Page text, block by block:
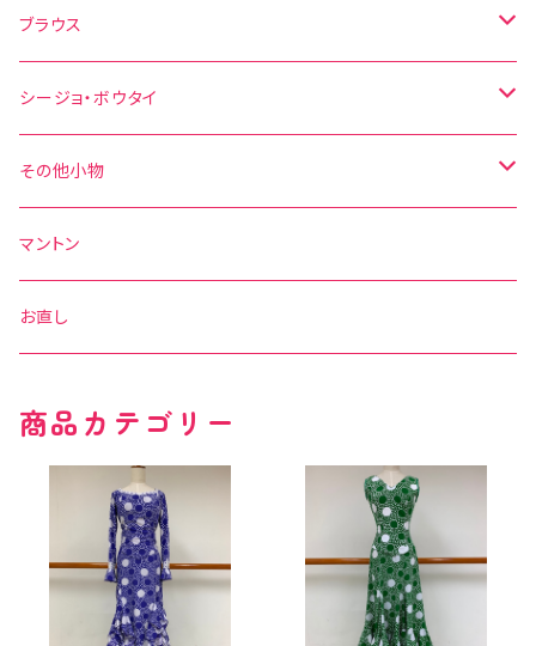
その他の柄
無地
その他の柄
水玉
花柄
無地
その他の柄
ブラウス
水玉
花柄
無地
その他の柄
シージョ・ボウタイ
シージョ
水玉
花柄
その他の柄
ボウタイ
水玉
その他小物
エプロン
ベルト
マントン
お直し
商品カテゴリー